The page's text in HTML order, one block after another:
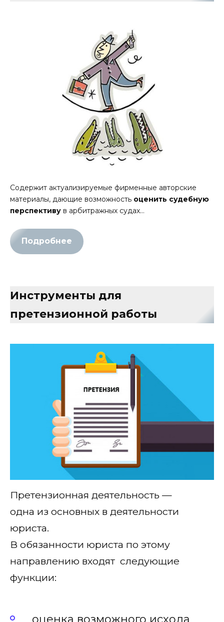
Содержит актуализируемые фирменные авторские
материалы, дающие возможность оценить судебную
перспективу в арбитражных судах…
Подробнее
Инструменты для
претензионной работы
Претензионная деятельность —
одна из основных в деятельности
юриста.
В обязанности юриста по этому
направлению входят следующие
функции: